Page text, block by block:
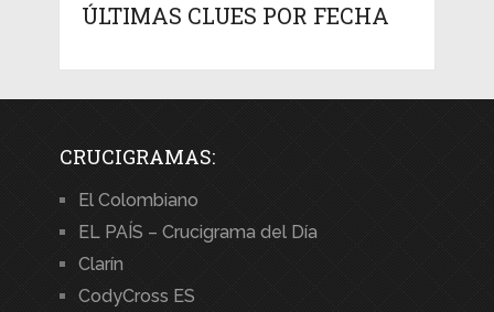
ÚLTIMAS CLUES POR FECHA
CRUCIGRAMAS:
El Colombiano
EL PAÍS – Crucigrama del Día
Clarín
CodyCross ES